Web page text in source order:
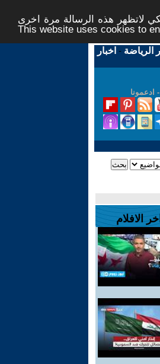
لاتظهر هذه الرسالة مرة اخرى -
This website uses cookies to
الرياضة - اخبار
- ادعمونا
اخر الافلام